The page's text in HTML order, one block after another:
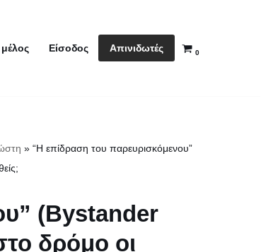
μέλος Είσοδος Απινιδωτές 0
» “Η επίδραση του παρευρισκόμενου”
(Bystander
δρόμο οι